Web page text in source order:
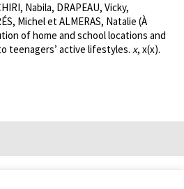
Nabila, DRAPEAU, Vicky,
Michel et ALMERAS, Natalie (À
of home and school locations and
teenagers’ active lifestyles. x, x(x).